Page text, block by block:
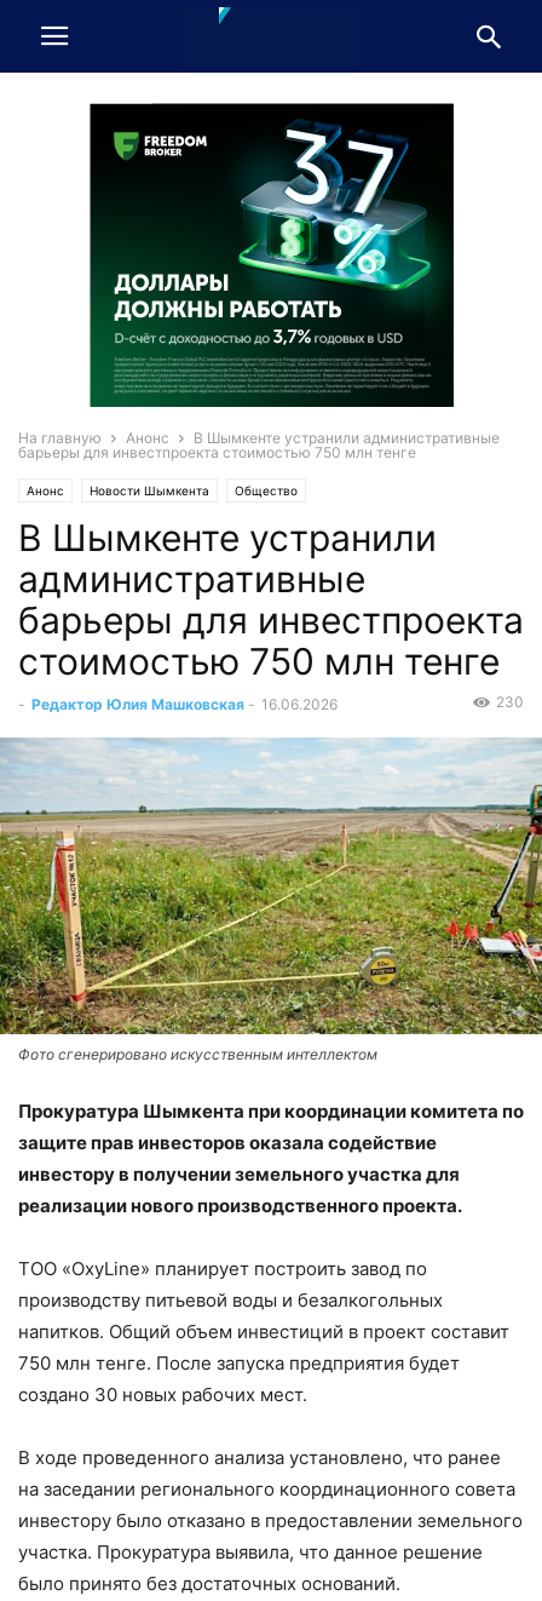
На главную Анонс
В Шымкенте устранили административные
барьеры для инвестпроекта стоимостью 750 млн тенге
Анонс Новости Шымкента Общество
В Шымкенте устранили
административные
барьеры для инвестпроекта
стоимостью 750 млн тенге
- Редактор Юлия Машковская - 16.06.2026 230
Фото сгенерировано искусственным интеллектом
Прокуратура Шымкента при координации комитета по
защите прав инвесторов оказала содействие
инвестору в получении земельного участка для
реализации нового производственного проекта.
ТОО «OxyLine» планирует построить завод по
производству питьевой воды и безалкогольных
напитков. Общий объем инвестиций в проект составит
750 млн тенге. После запуска предприятия будет
создано 30 новых рабочих мест.
В ходе проведенного анализа установлено, что ранее
на заседании регионального координационного совета
инвестору было отказано в предоставлении земельного
участка. Прокуратура выявила, что данное решение
было принято без достаточных оснований.